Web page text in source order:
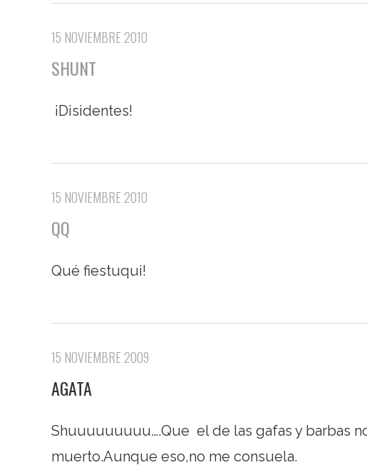
15 NOVIEMBRE 2010
SHUNT
¡Disidentes!
15 NOVIEMBRE 2010
QQ
Qué fiestuqui!
15 NOVIEMBRE 2009
AGATA
Shuuuuuuuuu….Que el de las gafas y barbas
muerto.Aunque eso,no me consuela.